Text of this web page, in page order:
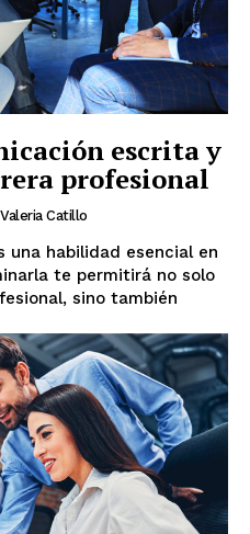
escrita y
profesional
Valeria Catillo
una habilidad esencial en
te permitirá no solo
sino también